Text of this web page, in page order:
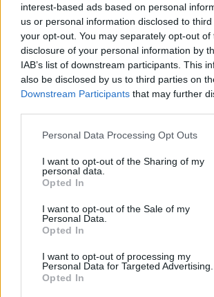
interest-based ads based on personal
us or personal information disclosed to
your opt-out. You may separately opt-out of
disclosure of your personal information by
IAB’s list of downstream participants. This
also be disclosed by us to third parties on
Downstream Participants that may further
Please note that this website/app uses one
not limited to your visit or usage behaviour.
grant or deny consent to Google and its
use your data for below specified purposes
consent section.
Personal Data Processing Opt Outs
I want to opt-out of the Sharing of my
personal data.
Opted In
I want to opt-out of the Sale of my
Personal Data.
Opted In
I want to opt-out of processing my
Personal Data for Targeted Advertising.
Opted In
Υποβολή σχολίου
. Το site προστατεύεται από
Πολιτική Απορρήτου&Όροι Χρήσηςτης Google.
Ελλάδα
Share:
Ακολουθήστε το Νewsit.gr στο Google
ενημερωθείτε πρώτοι για όλη την
τελευταία νέα